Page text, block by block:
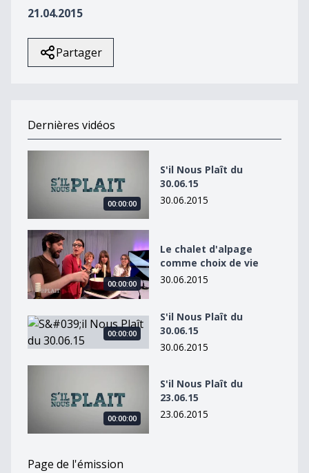
21.04.2015
Partager
Dernières vidéos
00:00:00
S'il Nous Plaît du
30.06.15
30.06.2015
Le chalet d&#039;alpage comme choix de vie
00:00:00
Le chalet d'alpage
comme choix de vie
30.06.2015
S&#039;il Nous Plaît du 30.06.15
00:00:00
S'il Nous Plaît du
30.06.15
30.06.2015
00:00:00
S'il Nous Plaît du
23.06.15
23.06.2015
Page de l'émission